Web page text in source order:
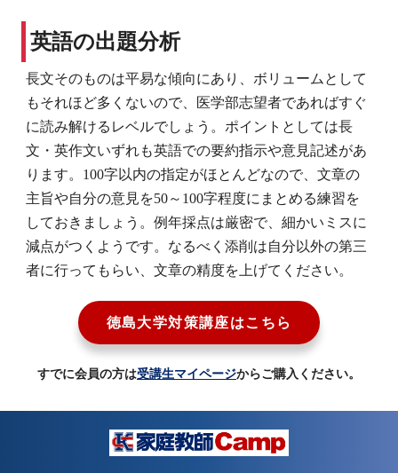
英語の出題分析
長文そのものは平易な傾向にあり、ボリュームとして
もそれほど多くないので、医学部志望者であればすぐ
に読み解けるレベルでしょう。ポイントとしては長
文・英作文いずれも英語での要約指示や意見記述があ
ります。100字以内の指定がほとんどなので、文章の
主旨や自分の意見を50～100字程度にまとめる練習を
しておきましょう。例年採点は厳密で、細かいミスに
減点がつくようです。なるべく添削は自分以外の第三
者に行ってもらい、文章の精度を上げてください。
徳島大学対策講座はこちら
すでに会員の方は受講生マイページからご購入ください。